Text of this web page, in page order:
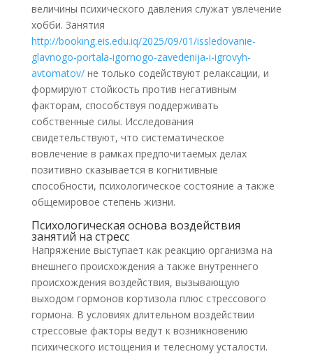
величины психического давления служат увлечение
хобби. Занятия
http://booking.eis.edu.iq/2025/09/01/issledovanie-
glavnogo-portala-igornogo-zavedenija-i-igrovyh-
avtomatov/не только содействуют релаксации, и
формируют стойкость против негативным
факторам, способствуя поддерживать
собственные силы. Исследования
свидетельствуют, что систематическое
вовлечение в рамках предпочитаемых делах
позитивно сказывается в когнитивные
способности, психологическое состояние а также
общемировое степень жизни.
Психологическая основа воздействия
занятий на стресс
Напряжение выступает как реакцию организма на
внешнего происхождения а также внутреннего
происхождения воздействия, вызывающую
выходом гормонов кортизола плюс стрессового
гормона. В условиях длительном воздействии
стрессовые факторы ведут к возникновению
психического истощения и телесному усталости.